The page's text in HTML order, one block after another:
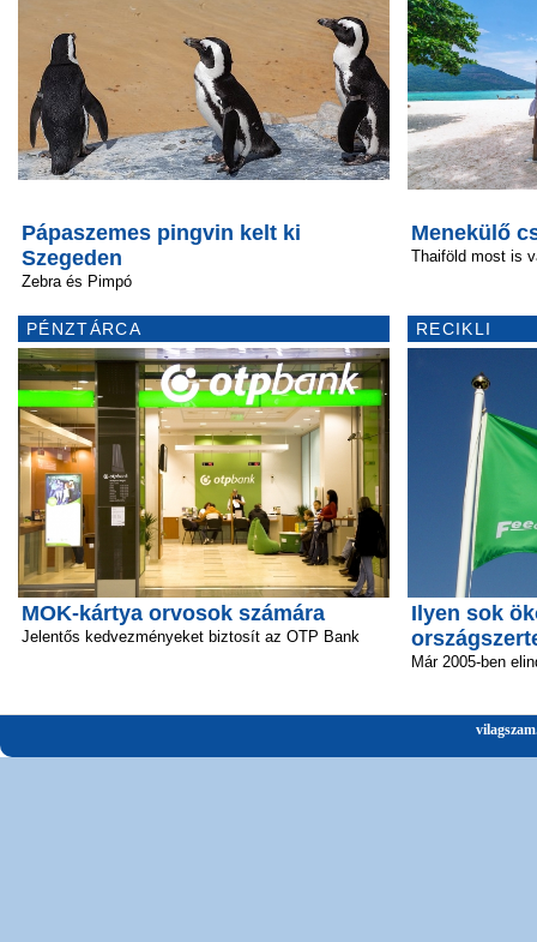
Pápaszemes pingvin kelt ki
Szegeden
Zebra és Pimpó
PÉNZTÁRCA
MOK-kártya orvosok számára
Jelentős kedvezményeket biztosít az OTP Bank
Menekülő
Thaiföld most is
RECIKLI
Ilyen sok
Már 2005-ben